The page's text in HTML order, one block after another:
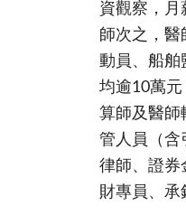
資觀察，月
師次之，醫
動員、船舶
均逾10萬
算師及醫師
管人員（含
律師、證券
財專員、承